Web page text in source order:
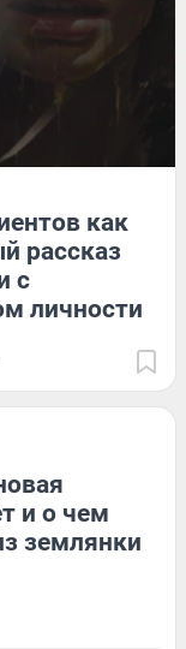
как
рассказ
с
личности
и о чем
землянки